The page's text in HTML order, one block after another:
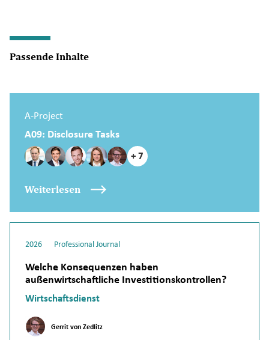
Passende Inhalte
A-Project
A09: Disclosure Tasks
+ 7
Weiterlesen
Welche Konsequenzen haben
außenwirtschaftliche Investitionskontrollen?
Wirtschaftsdienst
2026 Professional Journal
Gerrit von Zedlitz